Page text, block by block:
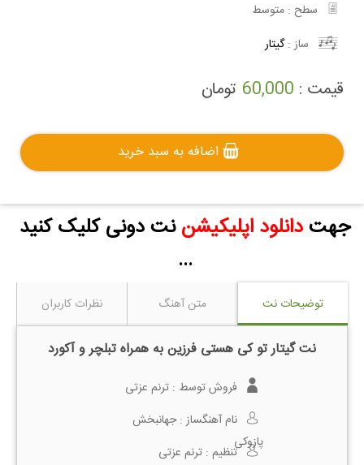
سطح : متوسط
ساز :گیتار
قیمت : 60,000 تومان
اضافه به سبد خرید
جهتدانلود اپلیکیشن نت دونی کلیک کنید
...
توضیحات نت متن آهنگ نظرات کاربران
نت گیتار تو کی هستی فرزین به همراه تبلچر و آکورد
فروش توسط : ترنم عزتی
نام آهنگساز :جهانبخش
پازوکی
تنظیم : ترنم عزتی